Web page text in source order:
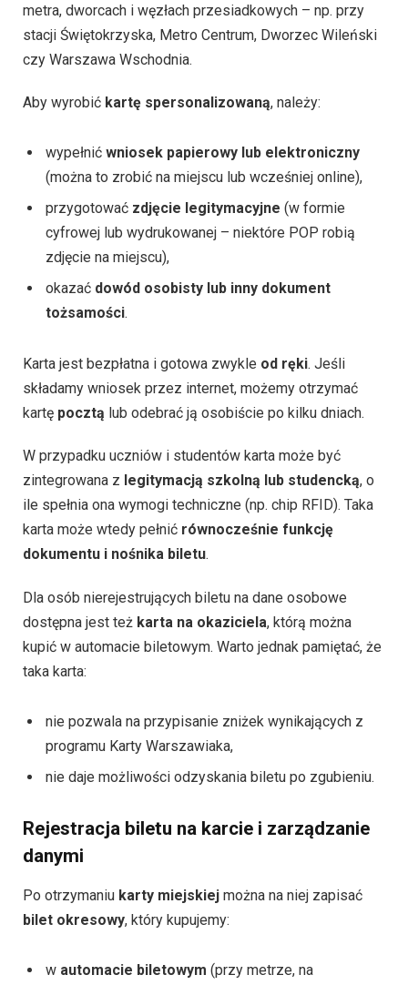
metra, dworcach i węzłach przesiadkowych – np. przy
stacji Świętokrzyska, Metro Centrum, Dworzec Wileński
czy Warszawa Wschodnia.
Aby wyrobić kartę spersonalizowaną, należy:
wypełnić wniosek papierowy lub elektroniczny
(można to zrobić na miejscu lub wcześniej online),
przygotować zdjęcie legitymacyjne (w formie
cyfrowej lub wydrukowanej – niektóre POP robią
zdjęcie na miejscu),
okazać dowód osobisty lub inny dokument
tożsamości.
Karta jest bezpłatna i gotowa zwykle od ręki. Jeśli
składamy wniosek przez internet, możemy otrzymać
kartę pocztą lub odebrać ją osobiście po kilku dniach.
W przypadku uczniów i studentów karta może być
zintegrowana z legitymacją szkolną lub studencką, o
ile spełnia ona wymogi techniczne (np. chip RFID). Taka
karta może wtedy pełnić równocześnie funkcję
dokumentu i nośnika biletu.
Dla osób nierejestrujących biletu na dane osobowe
dostępna jest też karta na okaziciela, którą można
kupić w automacie biletowym. Warto jednak pamiętać, że
taka karta:
nie pozwala na przypisanie zniżek wynikających z
programu Karty Warszawiaka,
nie daje możliwości odzyskania biletu po zgubieniu.
Rejestracja biletu na karcie i zarządzanie
danymi
Po otrzymaniu karty miejskiej można na niej zapisać
bilet okresowy, który kupujemy:
w automacie biletowym (przy metrze, na